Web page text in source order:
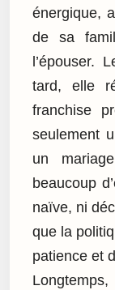
énergique,
de sa
l’épouser.
tard, elle
franchise
seulement
un
beaucoup
naïve, ni
que la
patience et